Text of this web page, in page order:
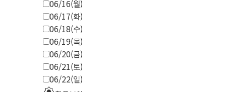
06/16(월)
06/17(화)
06/18(수)
06/19(목)
06/20(금)
06/21(토)
06/22(일)